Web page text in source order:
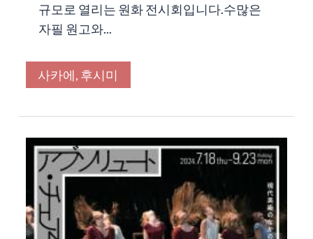
규모로 열리는 원화 전시회입니다.수많은
자필 원고와...
사카에, 후시미